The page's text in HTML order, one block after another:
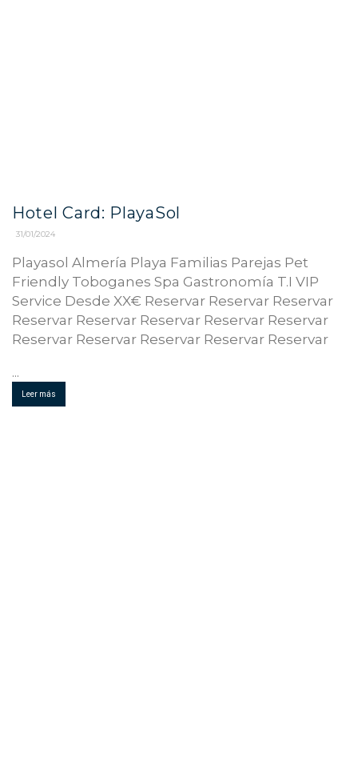
Hotel Card: PlayaSol
31/01/2024
Playasol Almería Playa Familias Parejas Pet
Friendly Toboganes Spa Gastronomía T.I VIP
Service Desde XX€ Reservar Reservar Reservar
Reservar Reservar Reservar Reservar Reservar
Reservar Reservar Reservar Reservar Reservar
...
Leer más